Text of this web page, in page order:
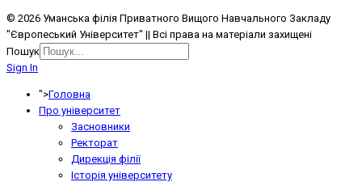
© 2026 Уманська філія Приватного Вищого Навчального Закладу
"Європеський Університет" || Всі права на матеріали захищені
Пошук
Sign In
">Головна
Про університет
Засновники
Ректорат
Дирекція філії
Історія університету